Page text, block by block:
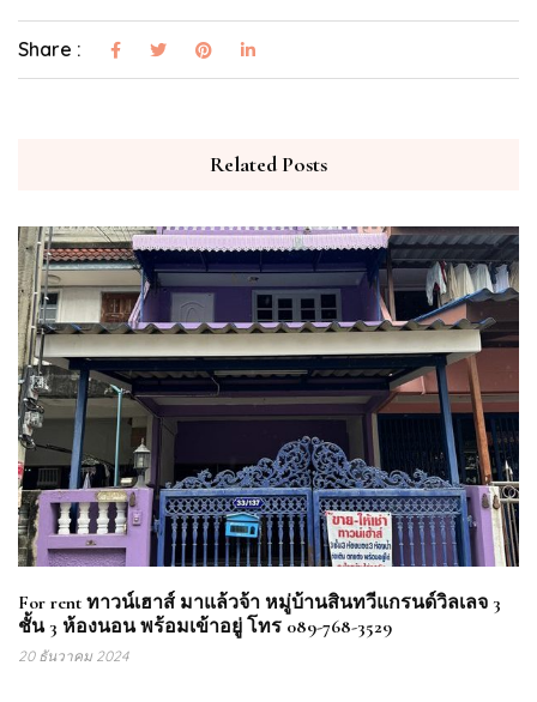
Share :
Related Posts
For rent ทาวน์เฮาส์ มาแล้วจ้า หมู่บ้านสินทวีแกรนด์วิลเลจ 3
ชั้น 3 ห้องนอน พร้อมเข้าอยู่ โทร 089-768-3529
20 ธันวาคม 2024